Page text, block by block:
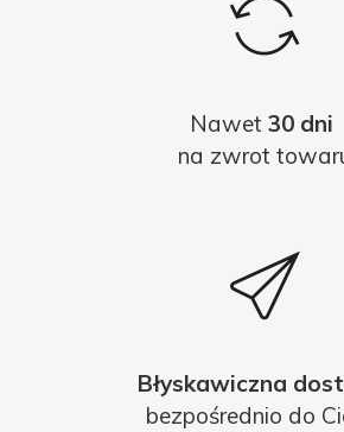
Nawet 30 dni
na zwrot
Błyskawiczna
bezpośrednio do